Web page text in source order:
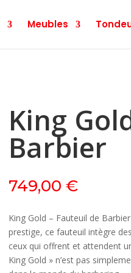
Meubles
King
Barbier
749,00 €
King Gold – Fauteuil de
prestige, ce fauteuil intègre
ceux qui offrent et attendent
King Gold » n’est pas